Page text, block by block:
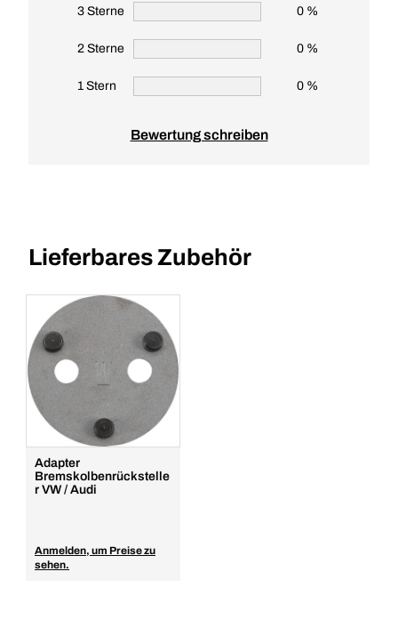
3 Sterne 0 %
2 Sterne 0 %
1 Stern 0 %
Bewertung schreiben
Lieferbares Zubehör
Adapter
Bremskolbenrückstelle
r VW / Audi
Anmelden, um Preise zu
sehen.